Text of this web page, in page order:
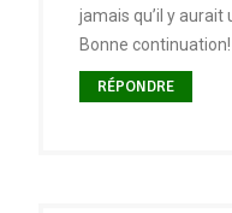
jamais qu’il y aurait
Bonne continuation!
RÉPONDRE